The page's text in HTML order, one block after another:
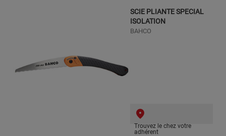
SCIE PLIANTE SPECIAL
ISOLATION
BAHCO
Trouvez le chez votre
adhérent